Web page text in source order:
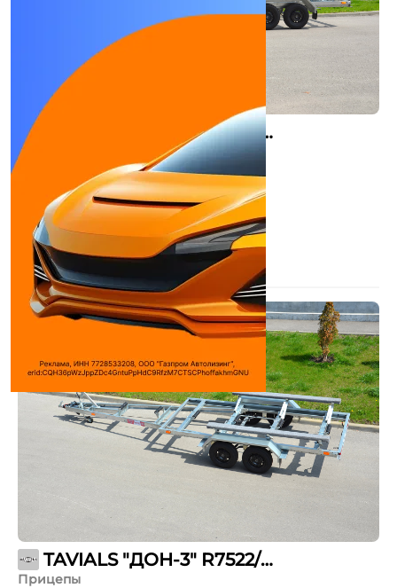
TAVIALS "ДОН-3″ R7522/35
Прицепы
Грузоподъемность:2,72 т
800 мм
Габаритная ширина:2265 мм
Длина:7532 мм
Число осей:2
TAVIALS "ДОН-3″ R7522/27
Прицепы